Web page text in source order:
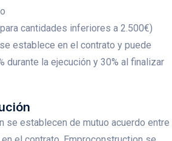
cantidades inferiores a 2.500€)
establece en el contrato y puede
durante la ejecución y 30% al finalizar
se establecen de mutuo acuerdo entre